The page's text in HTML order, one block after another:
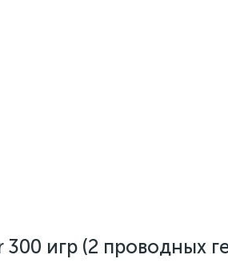
300 игр (2 проводных